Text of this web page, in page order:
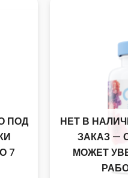
ПОД
7
НЕТ В
ЗАКАЗ —
МОЖЕТ